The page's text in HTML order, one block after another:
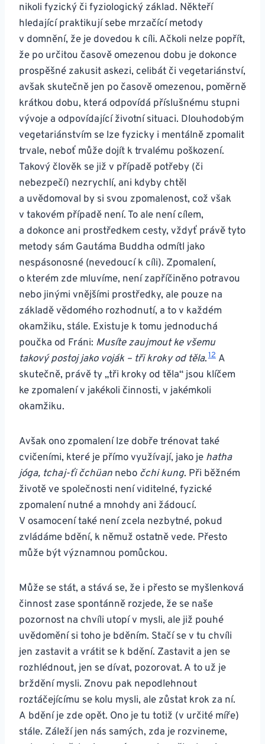
nikoli fyzický či fyziologický základ. Někteří
hledající praktikují sebe mrzačící metody
v domnění, že je dovedou k cíli. Ačkoli nelze popřít,
že po určitou časově omezenou dobu je dokonce
prospěšné zakusit askezi, celibát či vegetariánství,
avšak skutečně jen po časově omezenou, poměrně
krátkou dobu, která odpovídá příslušnému stupni
vývoje a odpovídající životní situaci. Dlouhodobým
vegetariánstvím se lze fyzicky i mentálně zpomalit
trvale, neboť může dojít k trvalému poškození.
Takový člověk se již v případě potřeby (či
nebezpečí) nezrychlí, ani kdyby chtěl
a uvědomoval by si svou zpomalenost, což však
v takovém případě není. To ale není cílem,
a dokonce ani prostředkem cesty, vždyť právě tyto
metody sám Gautáma Buddha odmítl jako
nespásonosné (nevedoucí k cíli). Zpomalení,
o kterém zde mluvíme, není zapříčiněno potravou
nebo jinými vnějšími prostředky, ale pouze na
základě vědomého rozhodnutí, a to v každém
okamžiku, stále. Existuje k tomu jednoduchá
poučka od Fráni: Musíte zaujmout ke všemu
takový postoj jako voják – tři kroky od těla.12 A
skutečně, právě ty „tři kroky od těla“ jsou klíčem
ke zpomalení v jakékoli činnosti, v jakémkoli
okamžiku.
Avšak ono zpomalení lze dobře trénovat také
cvičeními, které je přímo využívají, jako je hatha
jóga, tchaj-ťi čchüan nebo čchi kung. Při běžném
životě ve společnosti není viditelné, fyzické
zpomalení nutné a mnohdy ani žádoucí.
V osamocení také není zcela nezbytné, pokud
zvládáme bdění, k němuž ostatně vede. Přesto
může být významnou pomůckou.
Může se stát, a stává se, že i přesto se myšlenková
činnost zase spontánně rozjede, že se naše
pozornost na chvíli utopí v mysli, ale již pouhé
uvědomění si toho je bděním. Stačí se v tu chvíli
jen zastavit a vrátit se k bdění. Zastavit a jen se
rozhlédnout, jen se dívat, pozorovat. A to už je
brždění mysli. Znovu pak nepodlehnout
roztáčejícímu se kolu mysli, ale zůstat krok za ní.
A bdění je zde opět. Ono je tu totiž (v určité míře)
stále. Záleží jen nás samých, zda je rozvineme,